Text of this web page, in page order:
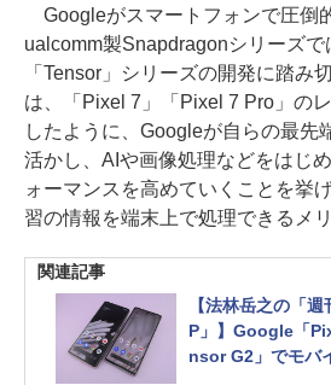
Googleがスマートフォンで圧倒
ualcomm製Snapdragonシリーズ
「Tensor」シリーズの開発に踏み
は、「Pixel 7」「Pixel 7 Pro」の
したように、Googleが自らの最先
活かし、AIや画像処理などをはじ
ォーマンスを高めていくことを挙
習の情報を端末上で処理できるメ
関連記事
【法林岳之の「
P」】Google「
nsor G2」でモバ